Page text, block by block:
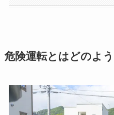
危険運転とはどのよ